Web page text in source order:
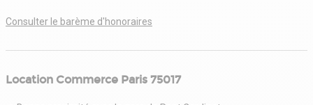
Consulter le barème d'honoraires
Location Commerce Paris 75017